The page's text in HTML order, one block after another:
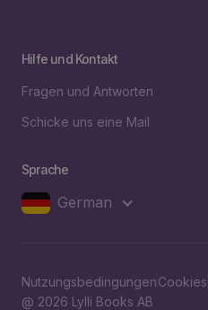
Hilfe und Kontakt
Fragen und Antworten
Schicke uns eine Mail
Sprache
German
NutzungsbedingungenCookies
@ 2026 Lylli Books AB